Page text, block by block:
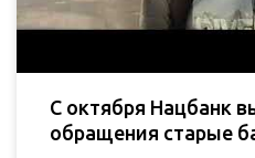
С октября Нацбанк
обращения старые